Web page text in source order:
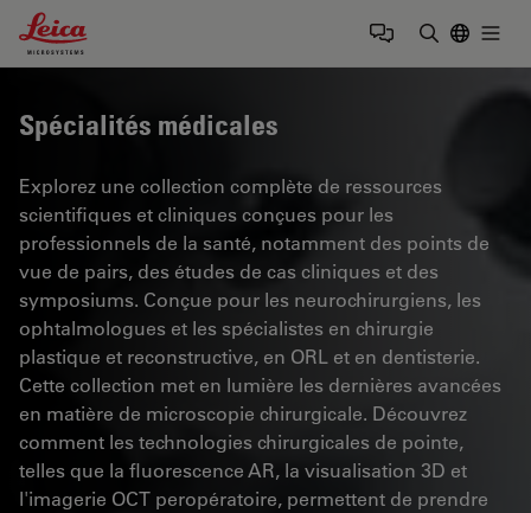
Leica Microsystems Logo
Spécialités médicales
Explorez une collection complète de ressources
scientifiques et cliniques conçues pour les
professionnels de la santé, notamment des points de
vue de pairs, des études de cas cliniques et des
symposiums. Conçue pour les neurochirurgiens, les
ophtalmologues et les spécialistes en chirurgie
plastique et reconstructive, en ORL et en dentisterie.
Cette collection met en lumière les dernières avancées
en matière de microscopie chirurgicale. Découvrez
comment les technologies chirurgicales de pointe,
telles que la fluorescence AR, la visualisation 3D et
l'imagerie OCT peropératoire, permettent de prendre